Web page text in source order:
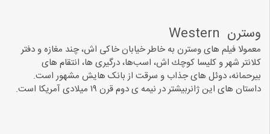
ﻭﺳﺘﺮﻥ ‏ Western
معمولا فیلم های وسترن به خاطر خيابان خاكی اش، چند مغازه و دفتر
كلانتر شهر و كليسا كوچك اش، اسب‌ها، درگیری ها، انتقام های
بیرحمانه، دوئل های جذاب و سرقت از بانک هایش مشهور است.
ﺩﺍﺳﺘﺎﻥ ﻫﺎﯼ ﺍﯾﻦ ﮊﺍﻧﺮﺑﯿﺸﺘﺮ ﺩﺭ نیمه ی ﺩﻭﻡ ﻗﺮﻥ ۱۹ ﻣﯿﻼﺩﯼ آمریکا ﺍﺳﺖ.